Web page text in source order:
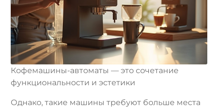
Кофемашины-автоматы — это сочетание
функциональности и эстетики
Однако, такие машины требуют больше места